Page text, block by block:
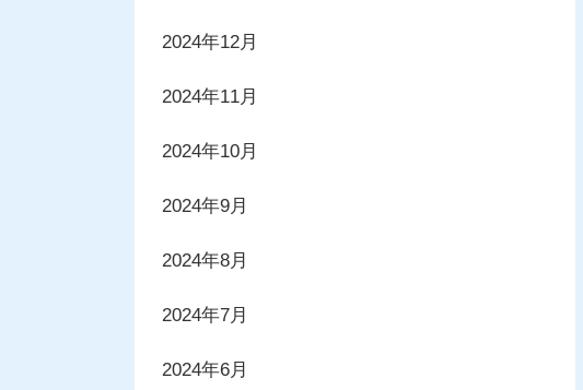
2024年12月
2024年11月
2024年10月
2024年9月
2024年8月
2024年7月
2024年6月